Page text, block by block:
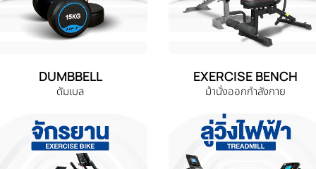
DUMBBELL
ดัมเบล
EXERCISE BENCH
ม้านั่งออกกำลังกาย